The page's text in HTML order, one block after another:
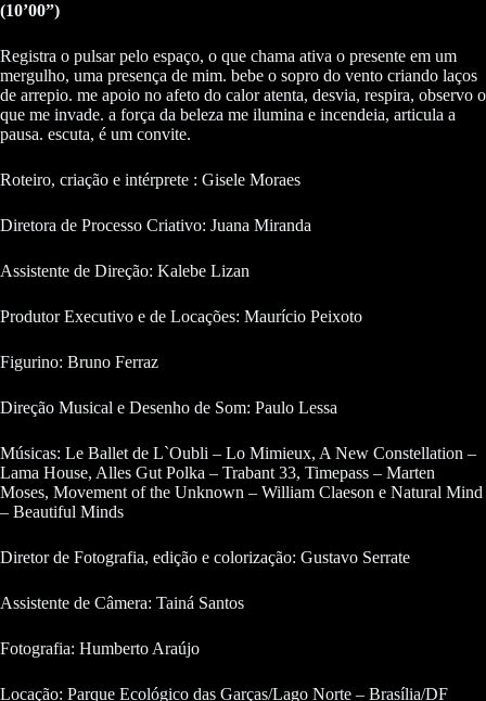
(10’00”)
Registra o pulsar pelo espaço, o que chama ativa o presente em um
mergulho, uma presença de mim. bebe o sopro do vento criando laços
de arrepio. me apoio no afeto do calor atenta, desvia, respira, observo o
que me invade. a força da beleza me ilumina e incendeia, articula a
pausa. escuta, é um convite.
Roteiro, criação e intérprete : Gisele Moraes
Diretora de Processo Criativo: Juana Miranda
Assistente de Direção: Kalebe Lizan
Produtor Executivo e de Locações: Maurício Peixoto
Figurino: Bruno Ferraz
Direção Musical e Desenho de Som: Paulo Lessa
Músicas: Le Ballet de L`Oubli – Lo Mimieux, A New Constellation –
Lama House, Alles Gut Polka – Trabant 33, Timepass – Marten
Moses, Movement of the Unknown – William Claeson e Natural Mind
– Beautiful Minds
Diretor de Fotografia, edição e colorização: Gustavo Serrate
Assistente de Câmera: Tainá Santos
Fotografia: Humberto Araújo
Locação: Parque Ecológico das Garças/Lago Norte – Brasília/DF